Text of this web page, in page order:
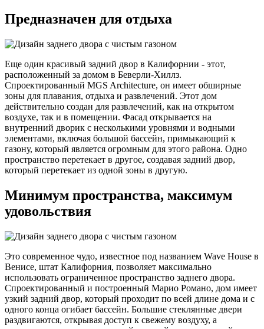
Предназначен для отдыха
Еще один красивый задний двор в Калифорнии - этот,
расположенный за домом в Беверли-Хиллз.
Спроектированный MGS Architecture, он имеет обширные
зоны для плавания, отдыха и развлечений. Этот дом
действительно создан для развлечений, как на открытом
воздухе, так и в помещении. Фасад открывается на
внутренний дворик с несколькими уровнями и водными
элементами, включая большой бассейн, примыкающий к
газону, который является огромным для этого района. Одно
пространство перетекает в другое, создавая задний двор,
который перетекает из одной зоны в другую.
Минимум пространства, максимум
удовольствия
Это современное чудо, известное под названием Wave House в
Венисе, штат Калифорния, позволяет максимально
использовать ограниченное пространство заднего двора.
Спроектированный и построенный Марио Романо, дом имеет
узкий задний двор, который проходит по всей длине дома и с
одного конца огибает бассейн. Большие стеклянные двери
раздвигаются, открывая доступ к свежему воздуху, а